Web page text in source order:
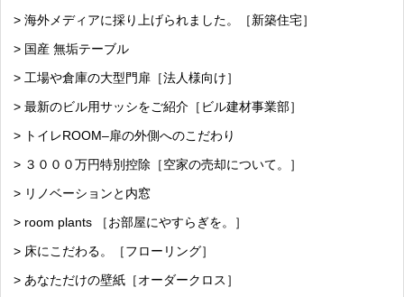
> 海外メディアに採り上げられました。［新築住宅］
> 国産 無垢テーブル
> 工場や倉庫の大型門扉［法人様向け］
> 最新のビル用サッシをご紹介［ビル建材事業部］
> トイレROOM–扉の外側へのこだわり
> ３０００万円特別控除［空家の売却について。］
> リノベーションと内窓
> room plants ［お部屋にやすらぎを。］
> 床にこだわる。［フローリング］
> あなただけの壁紙［オーダークロス］